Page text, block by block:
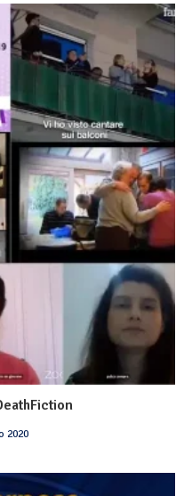
2020